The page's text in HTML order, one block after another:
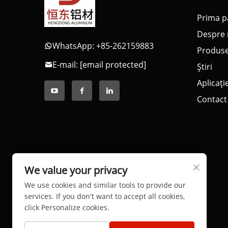
WhatsApp: +85-262159883
E-mail: [email protected]
Prima
Despre
Știri
Contact
We value your privacy
We use cookies and similar tools to provide our
services. If you don't want to accept all cookies,
click Personalize cookies.